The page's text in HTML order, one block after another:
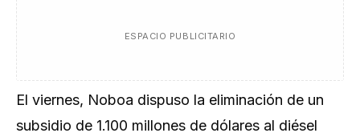
ESPACIO PUBLICITARIO
El viernes, Noboa dispuso la eliminación de un
subsidio de 1.100 millones de dólares al diésel